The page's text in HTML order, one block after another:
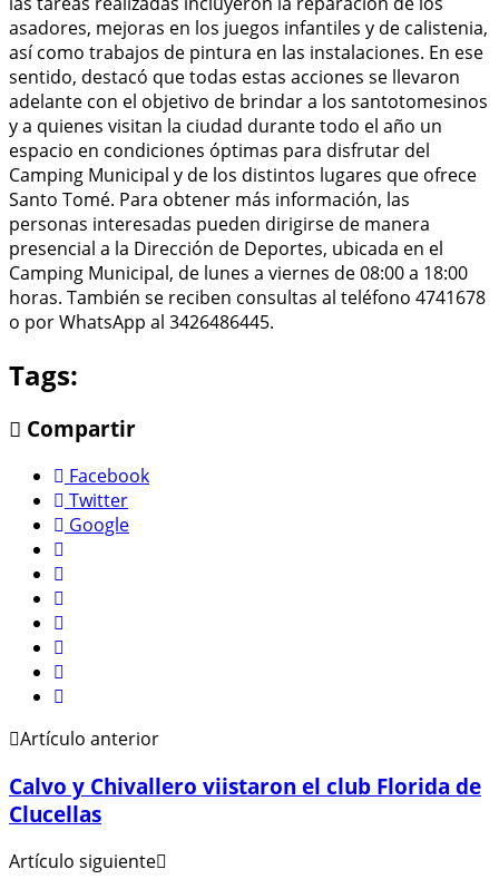
asadores, mejoras en los juegos infantiles y de calistenia,
así como trabajos de pintura en las instalaciones. En ese
sentido, destacó que todas estas acciones se llevaron
adelante con el objetivo de brindar a los santotomesinos
y a quienes visitan la ciudad durante todo el año un
espacio en condiciones óptimas para disfrutar del
Camping Municipal y de los distintos lugares que ofrece
Santo Tomé. Para obtener más información, las
personas interesadas pueden dirigirse de manera
presencial a la Dirección de Deportes, ubicada en el
Camping Municipal, de lunes a viernes de 08:00 a 18:00
horas. También se reciben consultas al teléfono 4741678
o por WhatsApp al 3426486445.
Tags:
Compartir
Facebook
Twitter
Google
Artículo anterior
Calvo y Chivallero viistaron el club Florida de
Clucellas
Artículo siguiente